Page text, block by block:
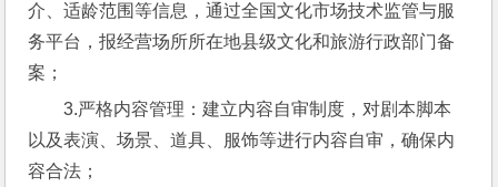
介、适龄范围等信息，通过全国文化市场技术监管与服
务平台，报经营场所所在地县级文化和旅游行政部门备
案；
3.严格内容管理：建立内容自审制度，对剧本脚本
以及表演、场景、道具、服饰等进行内容自审，确保内
容合法；